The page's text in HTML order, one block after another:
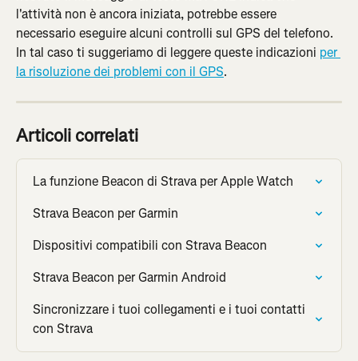
l'attività non è ancora iniziata, potrebbe essere
necessario eseguire alcuni controlli sul GPS del telefono.
In tal caso ti suggeriamo di leggere queste indicazioni per
la risoluzione dei problemi con il GPS.
Articoli correlati
La funzione Beacon di Strava per Apple Watch
Strava Beacon per Garmin
Dispositivi compatibili con Strava Beacon
Strava Beacon per Garmin Android
Sincronizzare i tuoi collegamenti e i tuoi contatti
con Strava